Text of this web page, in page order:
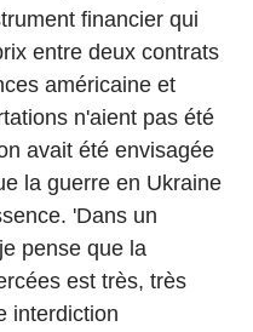
financier qui
entre deux contrats
américaine et
n'aient pas été
avait été envisagée
la guerre en Ukraine
'Dans un
pense que la
est très, très
interdiction